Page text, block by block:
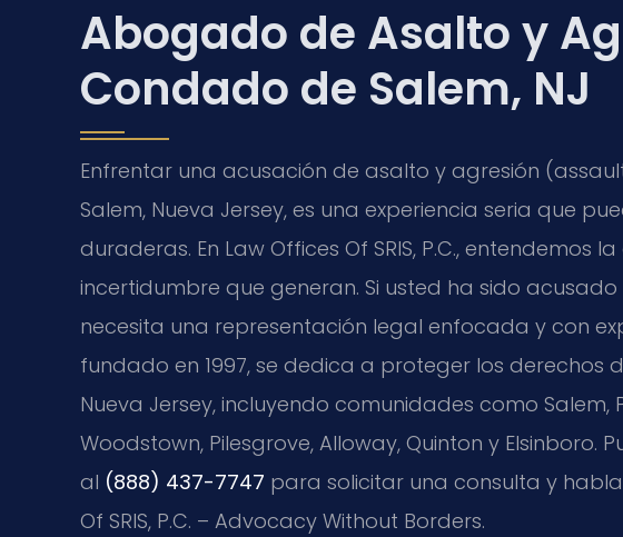
Abogado de Asalto y
Condado de Salem, NJ
Enfrentar una acusación de asalto y agresión
Salem, Nueva Jersey, es una experiencia seria que
duraderas. En Law Offices Of SRIS, P.C.,
incertidumbre que generan. Si usted ha sido acusado
necesita una representación legal enfocada y con
fundado en 1997, se dedica a proteger los derechos
Nueva Jersey, incluyendo comunidades como Salem,
Woodstown, Pilesgrove, Alloway, Quinton y Elsinboro.
al (888) 437-7747 para solicitar una consulta y
Of SRIS, P.C. – Advocacy Without Borders.